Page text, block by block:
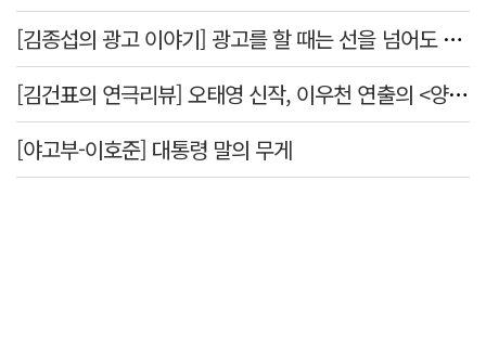
[김종섭의 광고 이야기] 광고를 할 때는 선을 넘어도 좋습니다.
[김건표의 연극리뷰] 오태영 신작, 이우천 연출의 <양은 양순하다>"국민을 온순한 양으로 길들이는 전체주의적 정치의 알레고리"
[야고부-이호준] 대통령 말의 무게